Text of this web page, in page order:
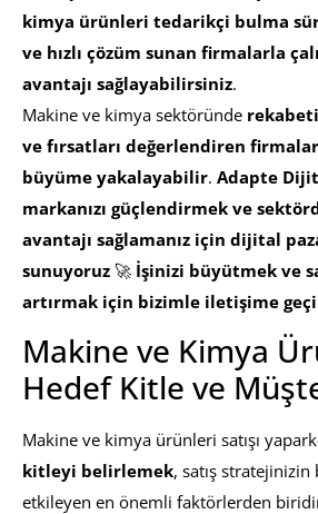
kimya ürünleri tedarikçi bulma
ve hızlı çözüm sunan firmalarla
avantajı sağlayabilirsiniz.
Makine ve kimya sektöründe
ve fırsatları değerlendiren
büyüme yakalayabilir. Adapte
markanızı güçlendirmek ve
avantajı sağlamanız için dijital
sunuyoruz 🚀 İşinizi büyütmek ve
artırmak için bizimle iletişime
Makine ve Kimya
Hedef Kitle ve
Makine ve kimya ürünleri satışı
kitleyi belirlemek, satış stratejinizin
etkileyen en önemli faktörlerden